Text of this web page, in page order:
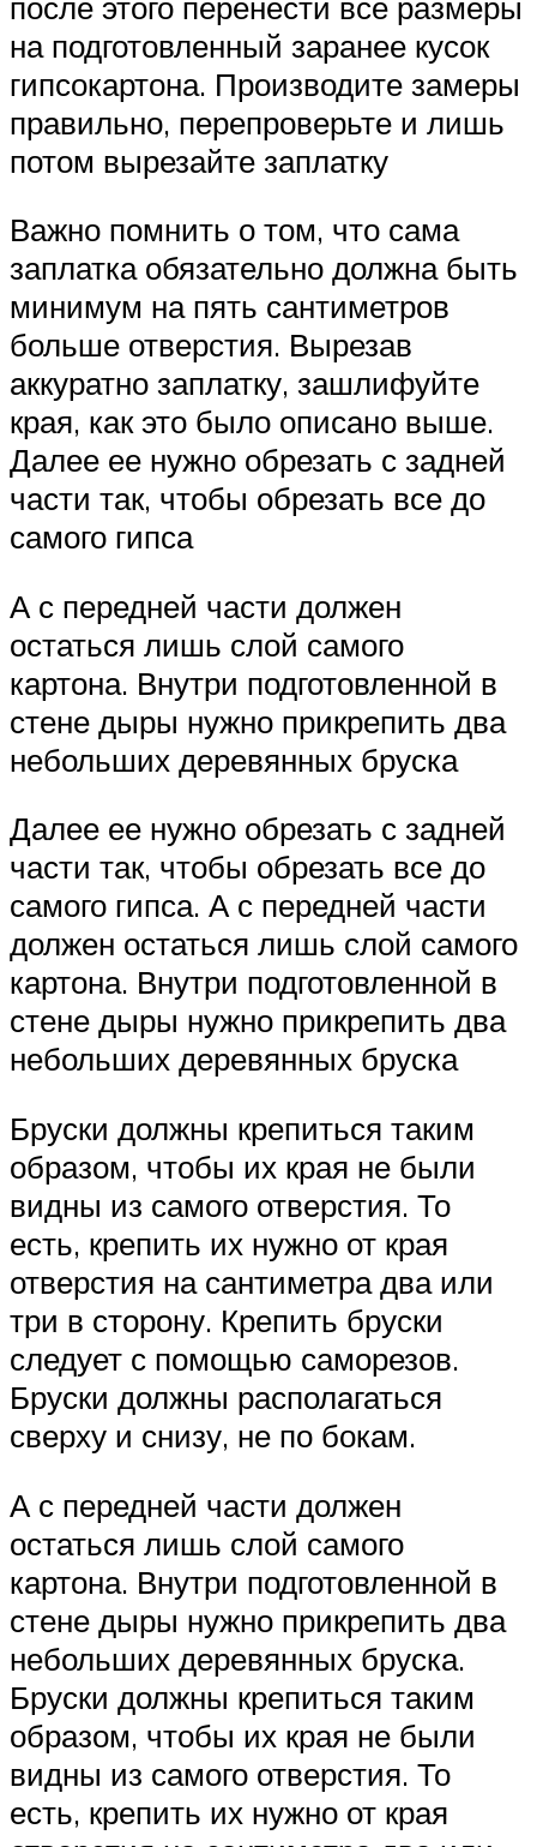
на подготовленный заранее кусок
гипсокартона. Производите замеры
правильно, перепроверьте и лишь
потом вырезайте заплатку
Важно помнить о том, что сама
заплатка обязательно должна быть
минимум на пять сантиметров
больше отверстия. Вырезав
аккуратно заплатку, зашлифуйте
края, как это было описано выше.
Далее ее нужно обрезать с задней
части так, чтобы обрезать все до
самого гипса
А с передней части должен
остаться лишь слой самого
картона. Внутри подготовленной в
стене дыры нужно прикрепить два
небольших деревянных бруска
Далее ее нужно обрезать с задней
части так, чтобы обрезать все до
самого гипса. А с передней части
должен остаться лишь слой самого
картона. Внутри подготовленной в
стене дыры нужно прикрепить два
небольших деревянных бруска
Бруски должны крепиться таким
образом, чтобы их края не были
видны из самого отверстия. То
есть, крепить их нужно от края
отверстия на сантиметра два или
три в сторону. Крепить бруски
следует с помощью саморезов.
Бруски должны располагаться
сверху и снизу, не по бокам.
А с передней части должен
остаться лишь слой самого
картона. Внутри подготовленной в
стене дыры нужно прикрепить два
небольших деревянных бруска.
Бруски должны крепиться таким
образом, чтобы их края не были
видны из самого отверстия. То
есть, крепить их нужно от края